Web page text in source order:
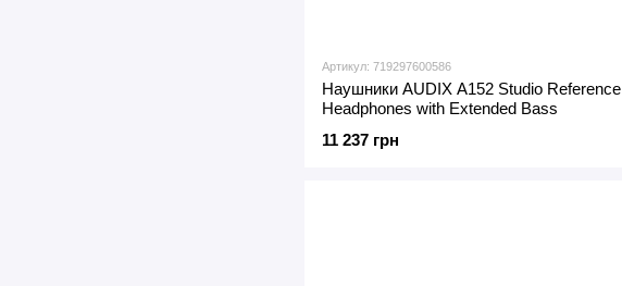
Артикул: 719297600586
Наушники AUDIX A152 Studio Reference
Headphones with Extended Bass
11 237 грн